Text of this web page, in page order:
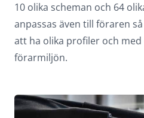
10 olika scheman och 64
anpassas även till föraren
att ha olika profiler och
förarmiljön.